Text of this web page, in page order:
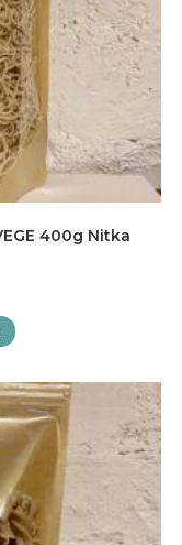
400g Nitka